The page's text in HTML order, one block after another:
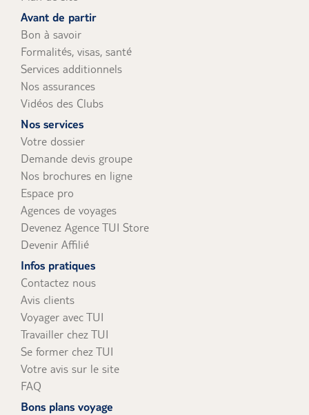
Avant de partir
Bon à savoir
Formalités, visas, santé
Services additionnels
Nos assurances
Vidéos des Clubs
Nos services
Votre dossier
Demande devis groupe
Nos brochures en ligne
Espace pro
Agences de voyages
Devenez Agence TUI Store
Devenir Affilié
Infos pratiques
Contactez nous
Avis clients
Voyager avec TUI
Travailler chez TUI
Se former chez TUI
Votre avis sur le site
FAQ
Bons plans voyage